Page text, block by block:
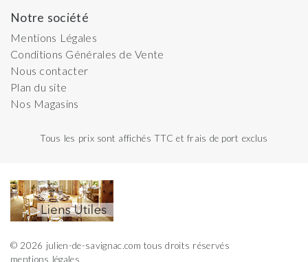
Notre société
Mentions Légales
Conditions Générales de Vente
Nous contacter
Plan du site
Nos Magasins
Tous les prix sont affichés TTC et frais de port exclus
© 2026 julien-de-savignac.com tous droits réservés
mentions légales